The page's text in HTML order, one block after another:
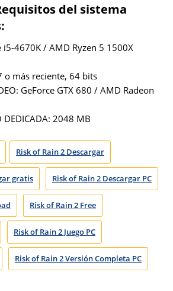
del sistema
i5-4670K / AMD Ryzen 5 1500X
o más reciente, 64 bits
GeForce GTX 680 / AMD Radeon
DEDICADA: 2048 MB
Risk of Rain 2 Descargar
gratis Risk of Rain 2 Descargar PC
Risk of Rain 2 Free
Risk of Rain 2 Juego PC
Risk of Rain 2 Versión Completa PC